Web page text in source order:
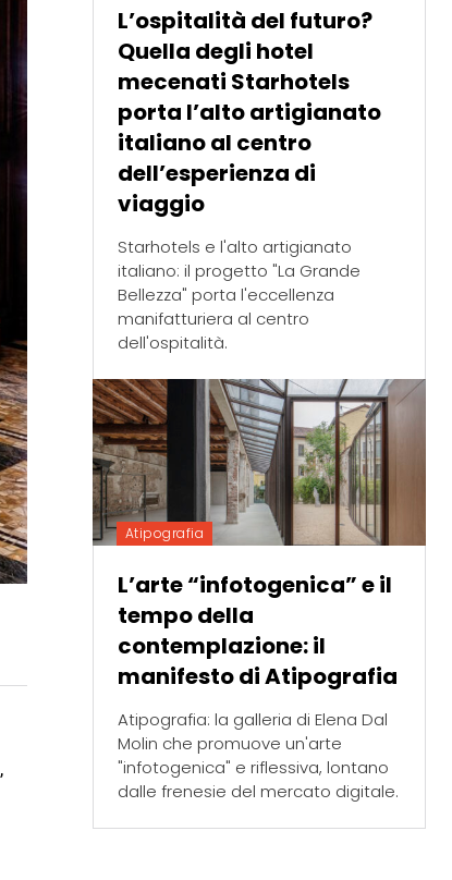
,
L’ospitalità del futuro?
Quella degli hotel
mecenati Starhotels
porta l’alto artigianato
italiano al centro
dell’esperienza di
viaggio
Starhotels e l'alto artigianato
italiano: il progetto "La Grande
Bellezza" porta l'eccellenza
manifatturiera al centro
dell'ospitalità.
Atipografia
L’arte “infotogenica” e il
tempo della
contemplazione: il
manifesto di Atipografia
Atipografia: la galleria di Elena Dal
Molin che promuove un'arte
"infotogenica" e riflessiva, lontano
dalle frenesie del mercato digitale.